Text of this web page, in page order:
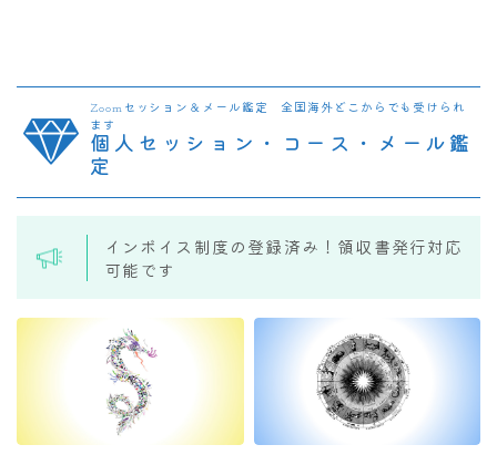
Zoomセッション＆メール鑑定 全国海外どこからでも受けられ
ます
個人セッション・コース・メール鑑
定
インボイス制度の登録済み！領収書発行対応
可能です